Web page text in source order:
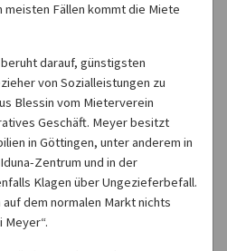
Fällen kommt die Miete
darauf, günstigsten
von Sozialleistungen zu
Blessin vom Mieterverein
Geschäft. Meyer besitzt
in Göttingen, unter anderem in
Zentrum und in der
Klagen über Ungezieferbefall.
dem normalen Markt nichts